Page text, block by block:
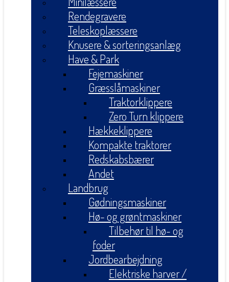
Rendegravere
Teleskoplæssere
Knusere & sorteringsanlæg
Have & Park
Fejemaskiner
Græsslåmaskiner
Traktorklippere
Zero Turn klippere
Hækkeklippere
Kompakte traktorer
Redskabsbærer
Andet
Landbrug
Gødningsmaskiner
Hø- og grøntmaskiner
Tilbehør til hø- og
foder
Jordbearbejdning
Elektriske harver /